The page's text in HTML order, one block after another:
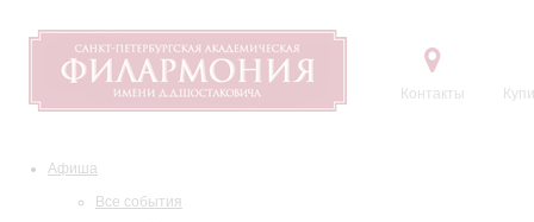
Контакты
Афиша
Все события